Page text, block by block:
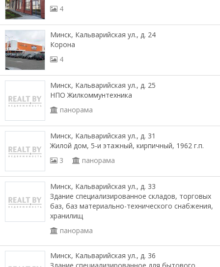
4
Минск, Кальварийская ул., д. 24
Корона
4
Минск, Кальварийская ул., д. 25
НПО Жилкоммунтехника
панорама
Минск, Кальварийская ул., д. 31
Жилой дом, 5-и этажный, кирпичный, 1962 г.п.
3
панорама
Минск, Кальварийская ул., д. 33
Здание специализированное складов, торговых
баз, баз материально-технического снабжения,
хранилищ
панорама
Минск, Кальварийская ул., д. 36